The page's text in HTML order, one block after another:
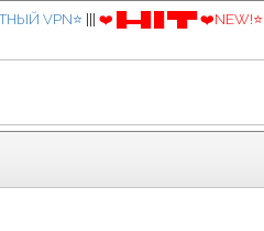
VPN⭐️ ❤️ █▬█ █ ▀█▀ ❤️NEW!⭐️